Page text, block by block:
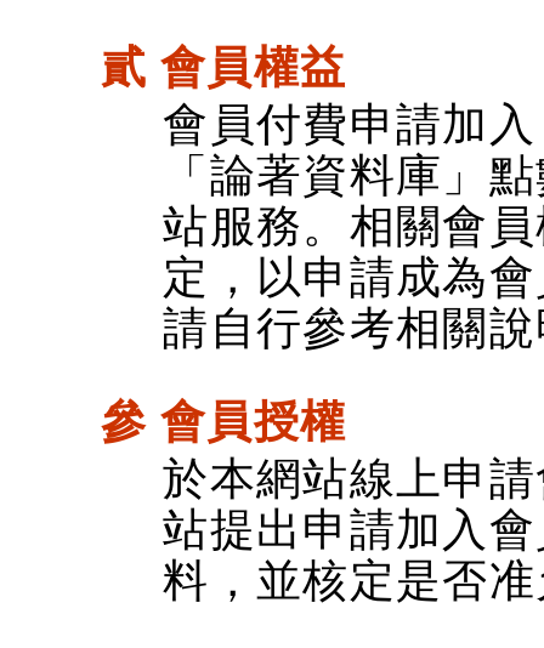
貳 會員權益
會員付費申請加
「論著資料庫」
站服務。相關會
定，以申請成為
請自行參考相關
參 會員授權
於本網站線上申
站提出申請加入
料，並核定是否